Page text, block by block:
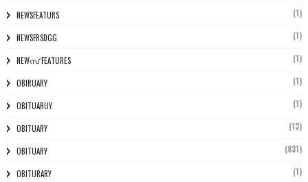
NEWSFEATURS (1)
NEWSFRSDGG (1)
NEWസ് FEATURES (1)
OBIRUARY (1)
OBITUARUY (1)
OBITUARY (13)
OBITUARY (831)
OBITURARY (1)